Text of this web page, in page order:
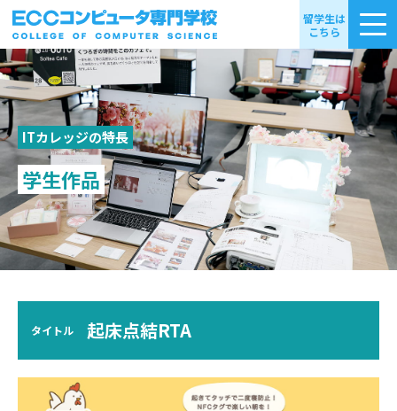
留学生は
こちら
ITカレッジの特長
学生作品
タイトル 起床点結RTA